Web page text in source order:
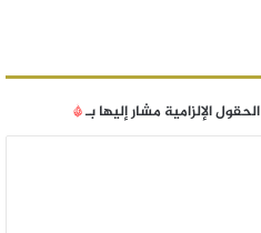
الحقول الإلزامية مشار إليها بـ*